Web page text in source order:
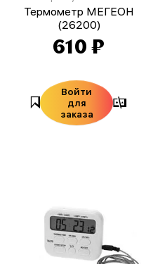
Термометр МЕГЕОН
(26200)
610 ₽
Войти
для
заказа